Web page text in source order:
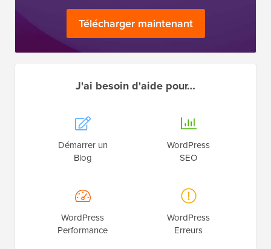
Télécharger maintenant
J'ai besoin d'aide pour…
Démarrer un
Blog
WordPress
SEO
WordPress
Performance
WordPress
Erreurs